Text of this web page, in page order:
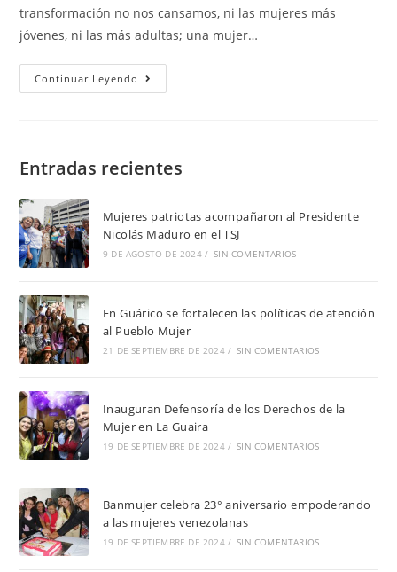
transformación no nos cansamos, ni las mujeres más
jóvenes, ni las más adultas; una mujer…
Continuar Leyendo
Entradas recientes
Mujeres patriotas acompañaron al Presidente
Nicolás Maduro en el TSJ
9 DE AGOSTO DE 2024 / SIN COMENTARIOS
En Guárico se fortalecen las políticas de atención
al Pueblo Mujer
21 DE SEPTIEMBRE DE 2024 / SIN COMENTARIOS
Inauguran Defensoría de los Derechos de la
Mujer en La Guaira
19 DE SEPTIEMBRE DE 2024 / SIN COMENTARIOS
Banmujer celebra 23° aniversario empoderando
a las mujeres venezolanas
19 DE SEPTIEMBRE DE 2024 / SIN COMENTARIOS